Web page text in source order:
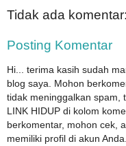
Tidak ada komentar:
Posting Komentar
Hi... terima kasih sudah
blog saya. Mohon
tidak meninggalkan spam,
LINK HIDUP di kolom
berkomentar, mohon cek,
memiliki profil di akun